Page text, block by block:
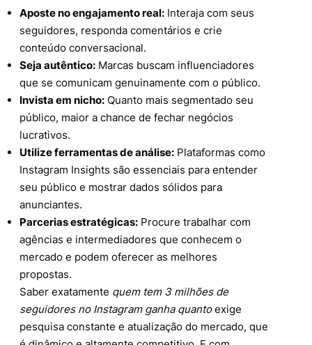
Aposte no engajamento real: Interaja com seus
seguidores, responda comentários e crie
conteúdo conversacional.
Seja autêntico: Marcas buscam influenciadores
que se comunicam genuinamente com o público.
Invista em nicho: Quanto mais segmentado seu
público, maior a chance de fechar negócios
lucrativos.
Utilize ferramentas de análise: Plataformas como
Instagram Insights são essenciais para entender
seu público e mostrar dados sólidos para
anunciantes.
Parcerias estratégicas: Procure trabalhar com
agências e intermediadores que conhecem o
mercado e podem oferecer as melhores
propostas.
Saber exatamente quem tem 3 milhões de
seguidores no Instagram ganha quantoexige
pesquisa constante e atualização do mercado, que